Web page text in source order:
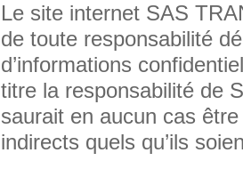
Le site internet SAS
de toute responsabilité
d’informations
titre la responsabilité de
saurait en aucun cas
indirects quels qu’ils